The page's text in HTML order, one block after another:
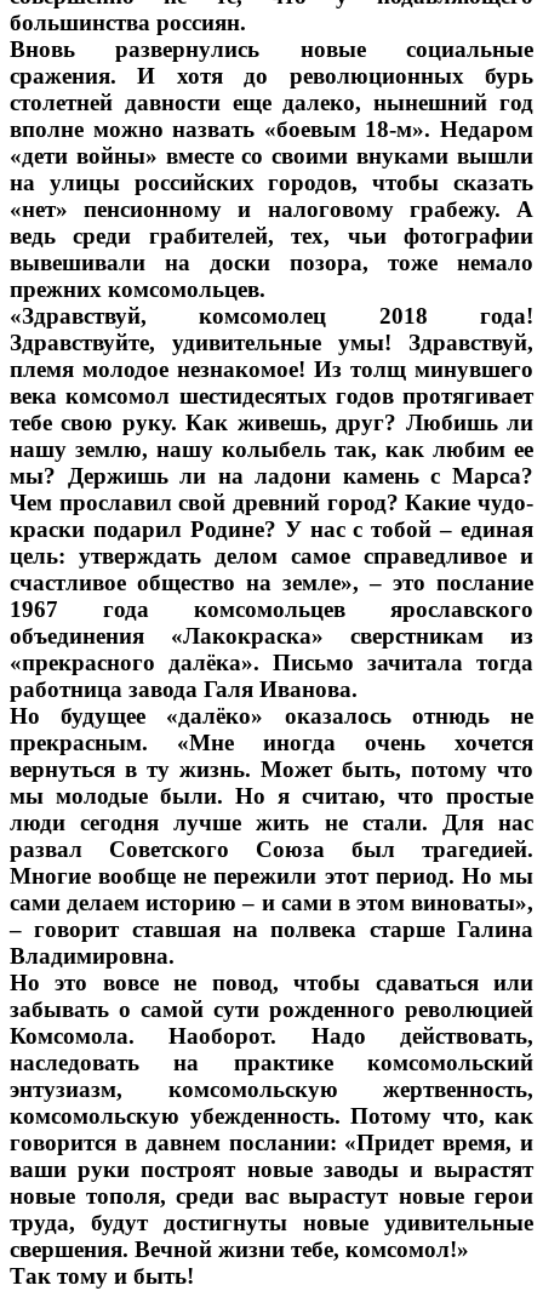
большинства россиян.
Вновь развернулись новые социальные
сражения. И хотя до революционных бурь
столетней давности еще далеко, нынешний год
вполне можно назвать «боевым 18-м». Недаром
«дети войны» вместе со своими внуками вышли
на улицы российских городов, чтобы сказать
«нет» пенсионному и налоговому грабежу. А
ведь среди грабителей, тех, чьи фотографии
вывешивали на доски позора, тоже немало
прежних комсомольцев.
«Здравствуй, комсомолец 2018 года!
Здравствуйте, удивительные умы! Здравствуй,
племя молодое незнакомое! Из толщ минувшего
века комсомол шестидесятых годов протягивает
тебе свою руку. Как живешь, друг? Любишь ли
нашу землю, нашу колыбель так, как любим ее
мы? Держишь ли на ладони камень с Марса?
Чем прославил свой древний город? Какие чудо-
краски подарил Родине? У нас с тобой – единая
цель: утверждать делом самое справедливое и
счастливое общество на земле», – это послание
1967 года комсомольцев ярославского
объединения «Лакокраска» сверстникам из
«прекрасного далёка». Письмо зачитала тогда
работница завода Галя Иванова.
Но будущее «далёко» оказалось отнюдь не
прекрасным. «Мне иногда очень хочется
вернуться в ту жизнь. Может быть, потому что
мы молодые были. Но я считаю, что простые
люди сегодня лучше жить не стали. Для нас
развал Советского Союза был трагедией.
Многие вообще не пережили этот период. Но мы
сами делаем историю – и сами в этом виноваты»,
– говорит ставшая на полвека старше Галина
Владимировна.
Но это вовсе не повод, чтобы сдаваться или
забывать о самой сути рожденного революцией
Комсомола. Наоборот. Надо действовать,
наследовать на практике комсомольский
энтузиазм, комсомольскую жертвенность,
комсомольскую убежденность. Потому что, как
говорится в давнем послании: «Придет время, и
ваши руки построят новые заводы и вырастят
новые тополя, среди вас вырастут новые герои
труда, будут достигнуты новые удивительные
свершения. Вечной жизни тебе, комсомол!»
Так тому и быть!